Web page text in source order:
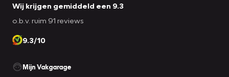
Wij krijgen gemiddeld een 9.3
o.b.v. ruim 91 reviews
9.3/10
Mijn Vakgarage